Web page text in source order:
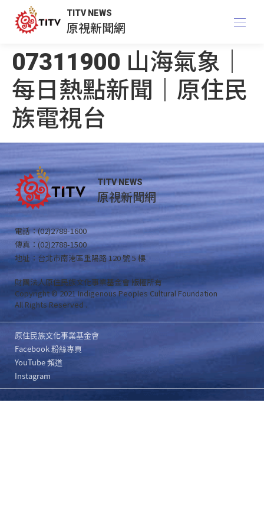
TITV NEWS
原視新聞網
07311900 山海氣象｜
每日熱點新聞｜原住民
族電視台
TITV NEWS
原視新聞網
電話：(02)2788-1600
傳真：(02)2788-1500
地址：台北市南港區重陽路 120 號 5 樓
財團法人原住民族文化事業基金會 版權所有
Copyright © 2021 Indigenous Peoples Cultural Foundation
All Rights Reserved .
原住民族文化事業基金會
Facebook 粉絲專頁
YouTube 頻道
Instagram